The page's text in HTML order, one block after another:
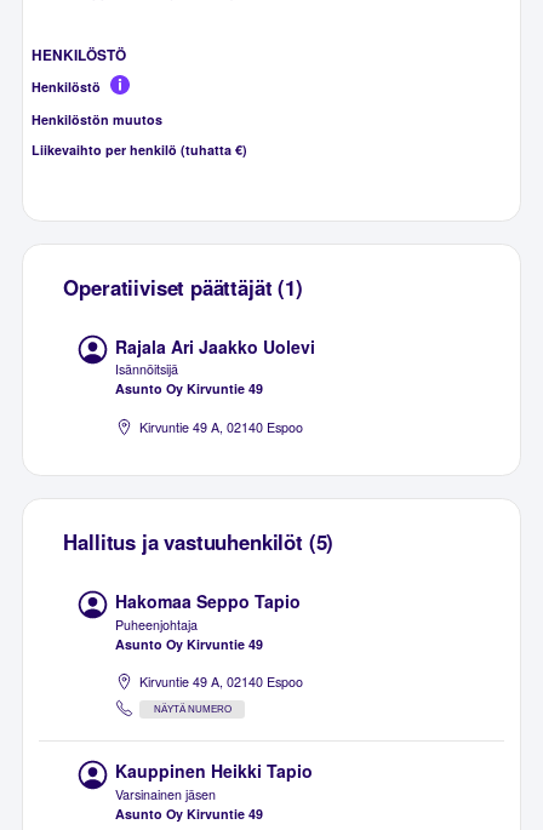
HENKILÖSTÖ
Henkilöstö
Henkilöstön muutos
Liikevaihto per henkilö (tuhatta €)
Operatiiviset päättäjät (1)
Rajala Ari Jaakko Uolevi
Isännöitsijä
Asunto Oy Kirvuntie 49
Kirvuntie 49 A, 02140 Espoo
Hallitus ja vastuuhenkilöt (5)
Hakomaa Seppo Tapio
Puheenjohtaja
Asunto Oy Kirvuntie 49
Kirvuntie 49 A, 02140 Espoo
NÄYTÄ NUMERO
Kauppinen Heikki Tapio
Varsinainen jäsen
Asunto Oy Kirvuntie 49